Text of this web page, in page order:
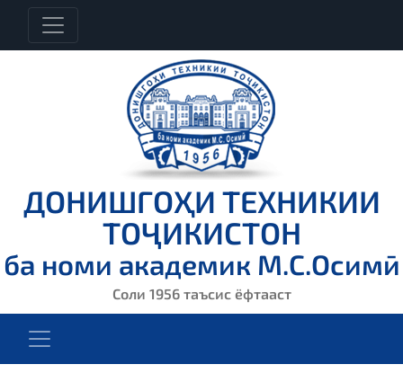
ДОНИШГОҲИ ТЕХНИКИИ
ТОҶИКИСТОН
ба номи академик М.С.Осимӣ
Соли 1956 таъсис ёфтааст